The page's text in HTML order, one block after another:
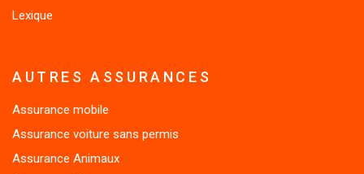
Lexique
AUTRES ASSURANCES
Assurance mobile
Assurance voiture sans permis
Assurance Animaux